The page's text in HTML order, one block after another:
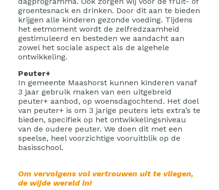
groentesnack en drinken. Door dit aan te bieden
krijgen alle kinderen gezonde voeding. Tijdens
het eetmoment wordt de zelfredzaamheid
gestimuleerd en besteden we aandacht aan
zowel het sociale aspect als de algehele
ontwikkeling.
Peuter+
In gemeente Maashorst kunnen kinderen vanaf
3 jaar gebruik maken van een uitgebreid
peuter+ aanbod, op woensdagochtend. Het doel
van peuter+ is om 3 jarige peuters iets extra’s te
bieden, specifiek op het ontwikkelingsniveau
van de oudere peuter. We doen dit met een
speelse, heel voorzichtige vooruitblik op de
basisschool.
Om vervolgens vol vertrouwen uit te vliegen,
de wijde wereld in!